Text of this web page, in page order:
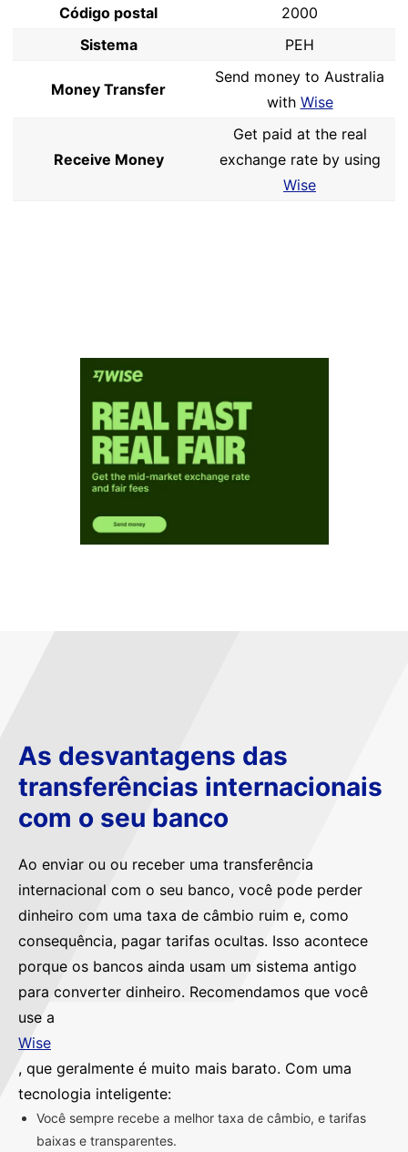
Código postal
2000
Sistema
PEH
Money Transfer
Send money to Australia
with Wise
Receive Money
Get paid at the real
exchange rate by using
Wise
As desvantagens das
transferências internacionais
com o seu banco
Ao enviar ou ou receber uma transferência
internacional com o seu banco, você pode perder
dinheiro com uma taxa de câmbio ruim e, como
consequência, pagar tarifas ocultas. Isso acontece
porque os bancos ainda usam um sistema antigo
para converter dinheiro. Recomendamos que você
use a
Wise
, que geralmente é muito mais barato. Com uma
tecnologia inteligente:
Você sempre recebe a melhor taxa de câmbio, e tarifas
baixas e transparentes.